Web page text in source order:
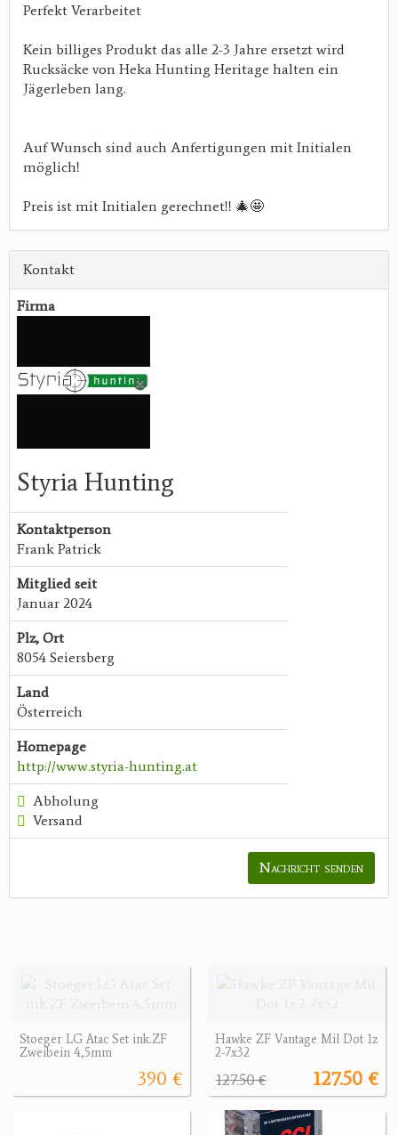
Perfekt Verarbeitet
Kein billiges Produkt das alle 2-3 Jahre ersetzt wird
Rucksäcke von Heka Hunting Heritage halten ein
Jägerleben lang.
Auf Wunsch sind auch Anfertigungen mit Initialen
möglich!
Preis ist mit Initialen gerechnet!! 🎄🤩
Kontakt
Firma
Styria Hunting
Kontaktperson
Frank Patrick
Mitglied seit
Januar 2024
Plz, Ort
8054 Seiersberg
Land
Österreich
Homepage
http://www.styria-hunting.at
Abholung
Versand
Nachricht senden
Stoeger LG Atac Set ink.ZF
Zweibein 4,5mm
390 €
Hawke ZF Vantage Mil Dot 1z
2-7x32
127.50 €
127.50 €